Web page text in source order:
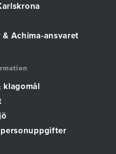
& Achima-ansvaret
klagomål